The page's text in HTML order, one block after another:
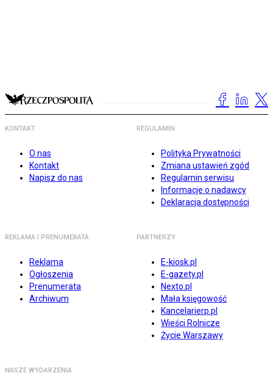
KONTAKT
O nas
Kontakt
Napisz do nas
REGULAMIN
Polityka Prywatności
Zmiana ustawień zgód
Regulamin serwisu
Informacje o nadawcy
Deklaracja dostępności
REKLAMA I PRENUMERATA
Reklama
Ogłoszenia
Prenumerata
Archiwum
PARTNERZY
E-kiosk.pl
E-gazety.pl
Nexto.pl
Mała księgowość
Kancelarierp.pl
Wieści Rolnicze
Życie Warszawy
NASZE WYDARZENIA